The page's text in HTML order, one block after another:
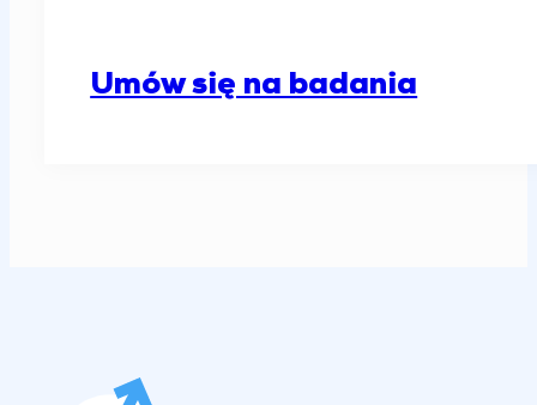
Umów się na badania